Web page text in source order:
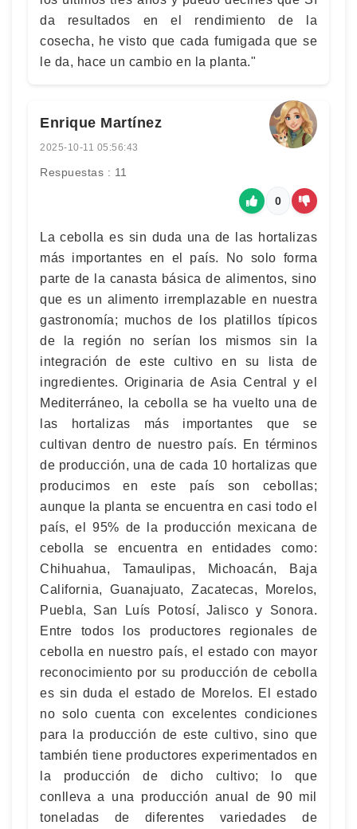
da resultados en el rendimiento de la
cosecha, he visto que cada fumigada que se
le da, hace un cambio en la planta."
Enrique Martínez
2025-10-11 05:56:43
Respuestas : 11
0
La cebolla es sin duda una de las hortalizas
más importantes en el país. No solo forma
parte de la canasta básica de alimentos, sino
que es un alimento irremplazable en nuestra
gastronomía; muchos de los platillos típicos
de la región no serían los mismos sin la
integración de este cultivo en su lista de
ingredientes. Originaria de Asia Central y el
Mediterráneo, la cebolla se ha vuelto una de
las hortalizas más importantes que se
cultivan dentro de nuestro país. En términos
de producción, una de cada 10 hortalizas que
producimos en este país son cebollas;
aunque la planta se encuentra en casi todo el
país, el 95% de la producción mexicana de
cebolla se encuentra en entidades como:
Chihuahua, Tamaulipas, Michoacán, Baja
California, Guanajuato, Zacatecas, Morelos,
Puebla, San Luís Potosí, Jalisco y Sonora.
Entre todos los productores regionales de
cebolla en nuestro país, el estado con mayor
reconocimiento por su producción de cebolla
es sin duda el estado de Morelos. El estado
no solo cuenta con excelentes condiciones
para la producción de este cultivo, sino que
también tiene productores experimentados en
la producción de dicho cultivo; lo que
conlleva a una producción anual de 90 mil
toneladas de diferentes variedades de